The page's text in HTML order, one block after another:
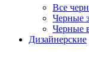
Все
Черные
Черные
Дизайнерские